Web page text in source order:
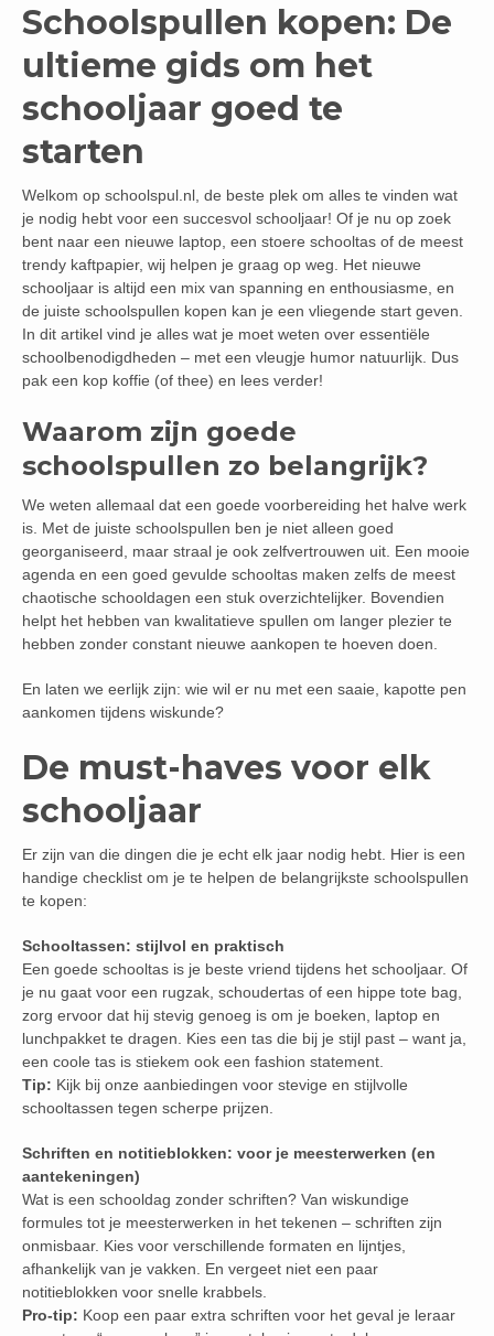
Schoolspullen kopen: De
ultieme gids om het
schooljaar goed te
starten
Welkom op schoolspul.nl, de beste plek om alles te vinden wat
je nodig hebt voor een succesvol schooljaar! Of je nu op zoek
bent naar een nieuwe laptop, een stoere schooltas of de meest
trendy kaftpapier, wij helpen je graag op weg. Het nieuwe
schooljaar is altijd een mix van spanning en enthousiasme, en
de juiste schoolspullen kopen kan je een vliegende start geven.
In dit artikel vind je alles wat je moet weten over essentiële
schoolbenodigdheden – met een vleugje humor natuurlijk. Dus
pak een kop koffie (of thee) en lees verder!
Waarom zijn goede
schoolspullen zo belangrijk?
We weten allemaal dat een goede voorbereiding het halve werk
is. Met de juiste schoolspullen ben je niet alleen goed
georganiseerd, maar straal je ook zelfvertrouwen uit. Een mooie
agenda en een goed gevulde schooltas maken zelfs de meest
chaotische schooldagen een stuk overzichtelijker. Bovendien
helpt het hebben van kwalitatieve spullen om langer plezier te
hebben zonder constant nieuwe aankopen te hoeven doen.
En laten we eerlijk zijn: wie wil er nu met een saaie, kapotte pen
aankomen tijdens wiskunde?
De must-haves voor elk
schooljaar
Er zijn van die dingen die je echt elk jaar nodig hebt. Hier is een
handige checklist om je te helpen de belangrijkste schoolspullen
te kopen:
Schooltassen: stijlvol en praktisch
Een goede schooltas is je beste vriend tijdens het schooljaar. Of
je nu gaat voor een rugzak, schoudertas of een hippe tote bag,
zorg ervoor dat hij stevig genoeg is om je boeken, laptop en
lunchpakket te dragen. Kies een tas die bij je stijl past – want ja,
een coole tas is stiekem ook een fashion statement.
Tip: Kijk bij onze aanbiedingen voor stevige en stijlvolle
schooltassen tegen scherpe prijzen.
Schriften en notitieblokken: voor je meesterwerken (en
aantekeningen)
Wat is een schooldag zonder schriften? Van wiskundige
formules tot je meesterwerken in het tekenen – schriften zijn
onmisbaar. Kies voor verschillende formaten en lijntjes,
afhankelijk van je vakken. En vergeet niet een paar
notitieblokken voor snelle krabbels.
Pro-tip: Koop een paar extra schriften voor het geval je leraar